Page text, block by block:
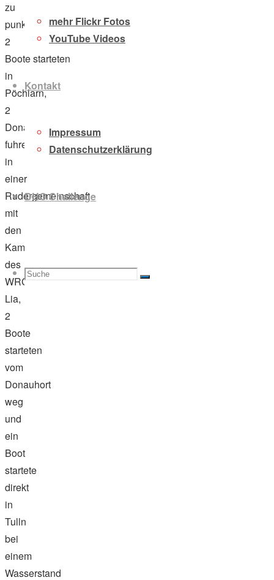
mehr Flickr Fotos
YouTube Videos
Kontakt
Impressum
Datenschutzerklärung
DHO Challenge
Suche
Suchen
nach:
Suche
zu
punkten.
2
Boote starteten
in
Pöchlarn,
2
Donauhortlerinnen
fuhren
in
einer
Rudergemeinschaft
mit
den
Kameraden
des
WRC
Lia,
2
Boote
starteten
vom
Donauhort
weg
und
ein
Boot
startete
direkt
in
Tulln
bei
einem
Wasserstand